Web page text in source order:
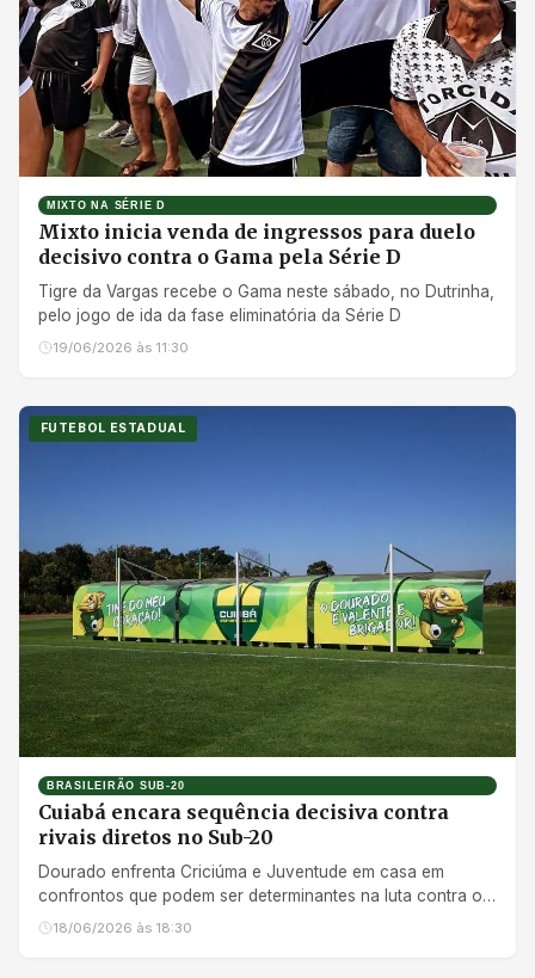
MIXTO NA SÉRIE D
Mixto inicia venda de ingressos para duelo
decisivo contra o Gama pela Série D
Tigre da Vargas recebe o Gama neste sábado, no Dutrinha,
pelo jogo de ida da fase eliminatória da Série D
19/06/2026 às 11:30
FUTEBOL ESTADUAL
BRASILEIRÃO SUB-20
Cuiabá encara sequência decisiva contra
rivais diretos no Sub-20
Dourado enfrenta Criciúma e Juventude em casa em
confrontos que podem ser determinantes na luta contra o
rebaixamento
18/06/2026 às 18:30